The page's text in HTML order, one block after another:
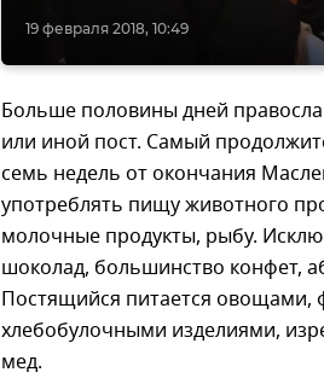
19 февраля 2018, 10:49
Больше половины дней
или иной пост. Самый
семь недель от окончания
употреблять пищу животного
молочные продукты, рыбу.
шоколад, большинство конфет,
Постящийся питается овощами,
хлебобулочными изделиями,
мед.